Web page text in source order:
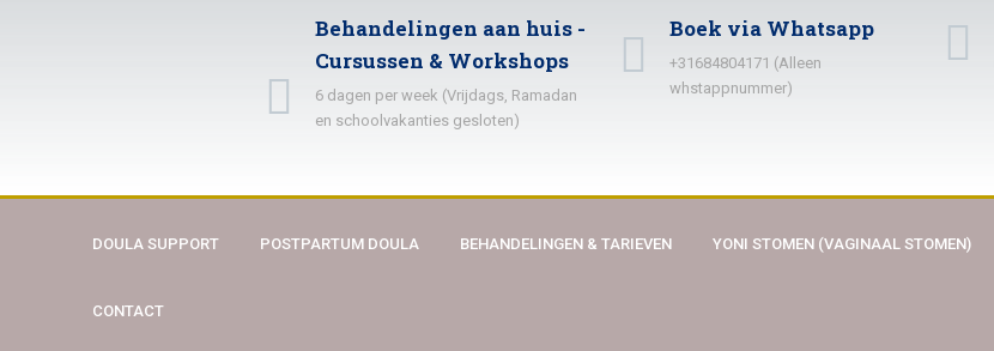
Behandelingen aan huis -
Cursussen & Workshops
6 dagen per week (Vrijdags, Ramadan
en schoolvakanties gesloten)
Boek via Whatsapp
+31684804171 (Alleen
whstappnummer)
DOULA SUPPORT POSTPARTUM DOULA BEHANDELINGEN & TARIEVEN YONI STOMEN (VAGINAAL STOMEN)
CONTACT